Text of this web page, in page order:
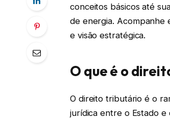
conceitos básicos até
de energia. Acompanhe
e visão estratégica.
O que é o
O direito tributário é o
jurídica entre o Estado